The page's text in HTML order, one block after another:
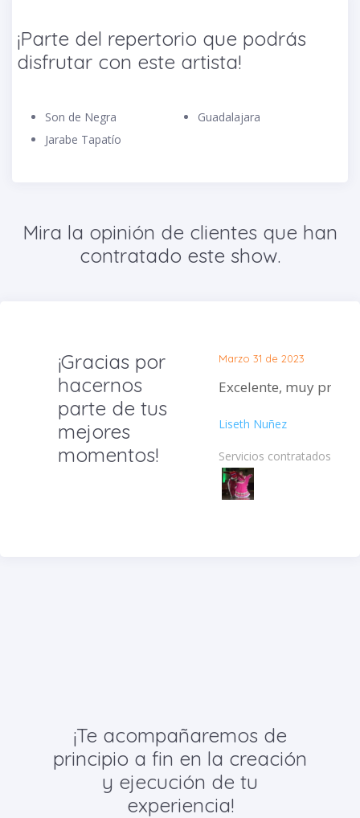
¡Parte del repertorio que podrás
disfrutar con este artista!
Son de Negra
Jarabe Tapatío
Guadalajara
Mira la opinión de clientes que han
contratado este show.
¡Gracias por
hacernos
parte de tus
mejores
momentos!
Marzo 31 de 2023
Excelente, muy
Liseth Nuñez
Servicios contratados:
¡Te acompañaremos de
principio a fin en la creación
y ejecución de tu
experiencia!